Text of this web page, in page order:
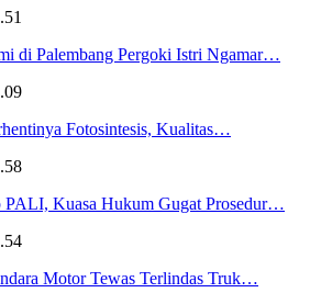
di Palembang Pergoki Istri Ngamar…
Fotosintesis, Kualitas…
PALI, Kuasa Hukum Gugat Prosedur…
Motor Tewas Terlindas Truk…